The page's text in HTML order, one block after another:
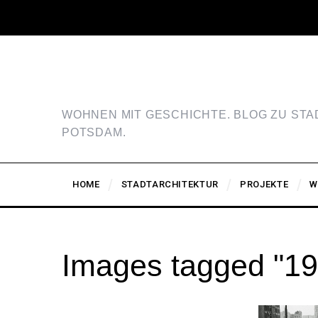
WOHNEN MIT GESCHICHTE. BLOG ZU
POTSDAM.
HOME STADTARCHITEKTUR PROJEKTE
Images tagged